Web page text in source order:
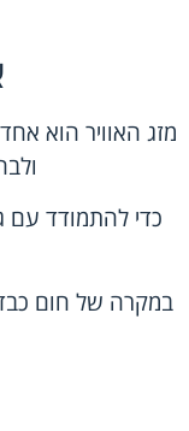
מזג האוויר הוא
כדי להתמודד עם
במקרה של חום כבד,